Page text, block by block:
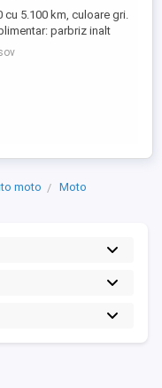
cu 5.100 km, culoare gri.
parbriz inalt
geanta portbagaj
scarite pasager;
si frane fata spate
moto
Moto